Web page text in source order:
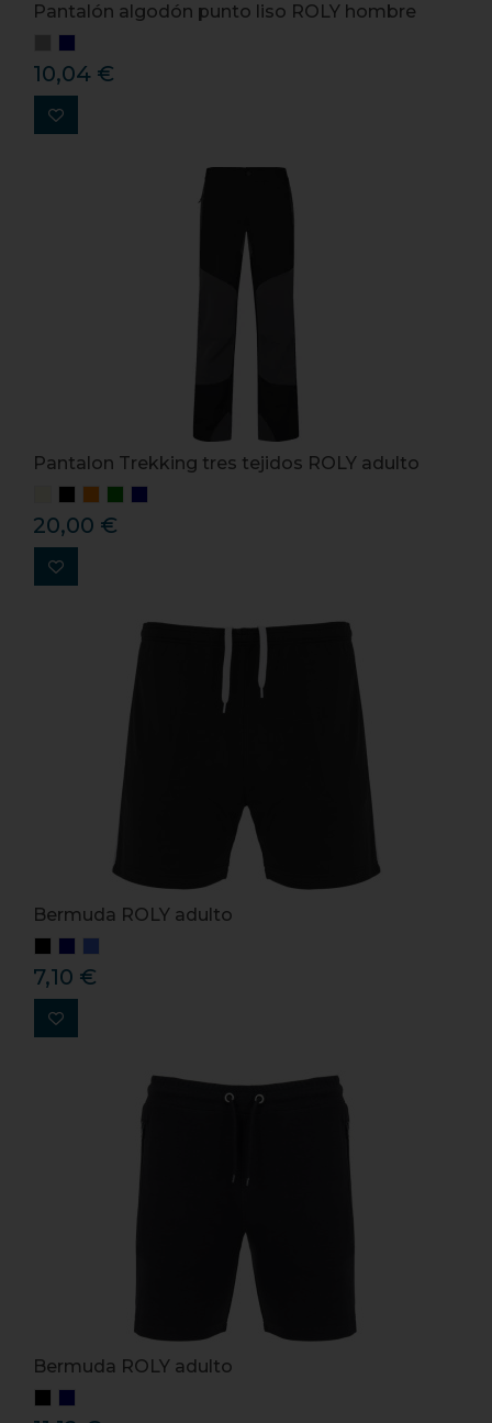
Pantalón algodón punto liso ROLY hombre
10,04 €
Pantalon Trekking tres tejidos ROLY adulto
20,00 €
Bermuda ROLY adulto
7,10 €
Bermuda ROLY adulto